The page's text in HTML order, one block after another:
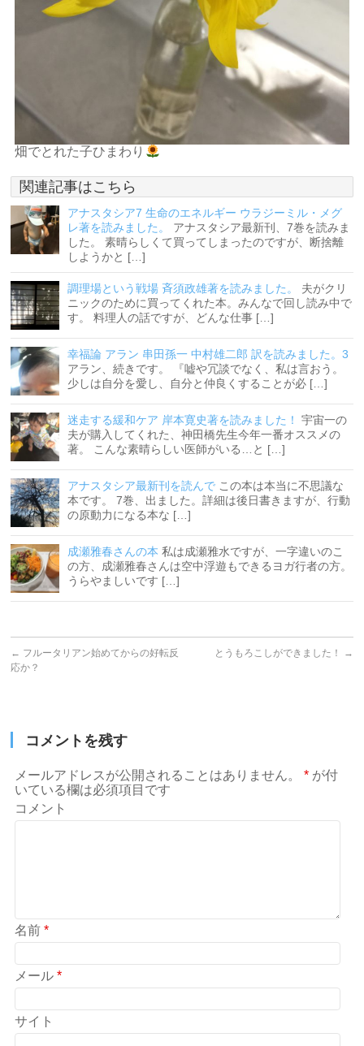
畑でとれた子ひまわり
関連記事はこちら
アナスタシア7 生命のエネルギー ウラジーミル・メグ
レ著を読みました。
アナスタシア最新刊、7巻を読みま
した。 素晴らしくて買ってしまったのですが、断捨離
しようかと […]
調理場という戦場 斉須政雄著を読みました。
夫がクリ
ニックのために買ってくれた本。みんなで回し読み中で
す。 料理人の話ですが、どんな仕事 […]
幸福論 アラン 串田孫一 中村雄二郎 訳を読みました。3
アラン、続きです。 『嘘や冗談でなく、私は言おう。
少しは自分を愛し、自分と仲良くすることが必 […]
迷走する緩和ケア 岸本寛史著を読みました！
宇宙一の
夫が購入してくれた、神田橋先生今年一番オススメの
著。 こんな素晴らしい医師がいる…と […]
アナスタシア最新刊を読んで この本は本当に不思議な
本です。 7巻、出ました。詳細は後日書きますが、行動
の原動力になる本な […]
成瀬雅春さんの本 私は成瀬雅水ですが、一字違いのこ
の方、成瀬雅春さんは空中浮遊もできるヨガ行者の方。
うらやましいです […]
← フルータリアン始めてからの好転反
応か？
とうもろこしができました！ →
コメントを残す
メールアドレスが公開されることはありません。 * が付
いている欄は必須項目です
コメント
名前*
メール*
サイト